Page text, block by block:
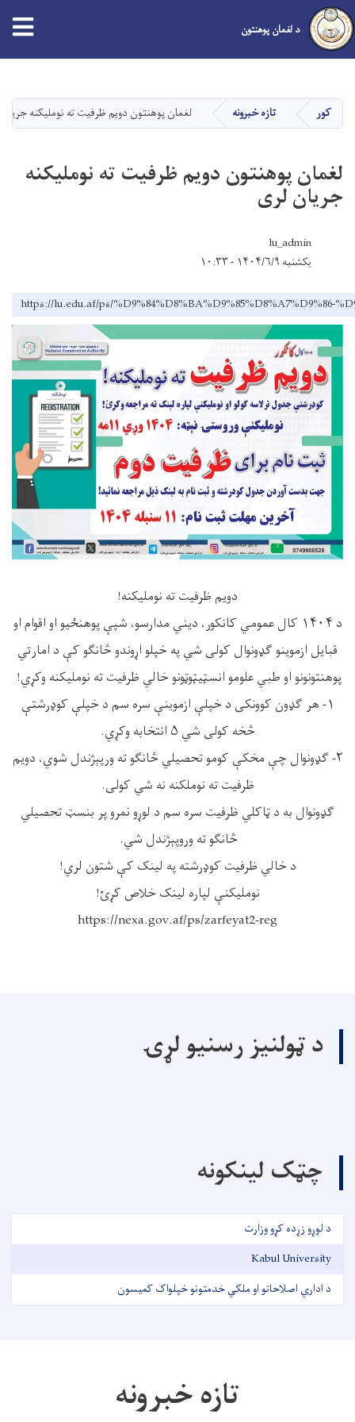
دانګل
د لغمان پوهنتون
کور تازه خبرونه لغمان پوهنتون دویم ظرفیت ته نوملیکنه
لغمان پوهنتون دویم ظرفیت ته نوملیکنه
جریان لری
lu_admin
یکشنبه ۱۴۰۴/۶/۹ - ۱۰:۳۳
https://lu.edu.af/ps/%D9%84%D8%BA%D9%85%D8%A7%D9%86-
دویم ظرفیت ته نوملیکنه!
د ۱۴۰۴ کال عمومي کانکور، دیني مدارسو، شپې پوهنځیو او اقوام او
قبایل ازموینو ګډونوال کولی شي په خپلو اړوندو څانګو کې د امارتي
پوهنتونونو او طبي علومو انسټیټوټونو خالي ظرفیت ته نوملیکنه وکړي!
١- هر ګډون کوونکی د خپلې ازموینې سره سم د خپلې کوډرشتې
څخه کولی شي ۵ انتخابه وکړي.
٢- ګډونوال چې مخکې کومو تحصیلي څانګو ته ورپېژندل شوي، دویم
ظرفیت ته نوملکنه نه شي کولی.
ګډونوال به د ټاکلي ظرفیت سره سم د لوړو نمرو پر بنسټ تحصیلي
څانګو ته وروپېژندل شي.
د خالي ظرفیت کوډرشته په لینک کې شتون لري!
نوملیکنې لپاره لینک خلاص کړئ!
https://nexa.gov.af/ps/zarfeyat2-reg
د ټولنیز رسنیو لړۍ
چټک لینکونه
د لوړو زړده کړو وزارت
Kabul University
د اداري اصلاحاتو او ملکي خدمتونو خپلواک کمیسون
تازه خبرونه